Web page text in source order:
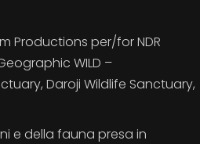
Productions per/for NDR
WILD –
Daroji Wildlife Sanctuary,
e della fauna presa in